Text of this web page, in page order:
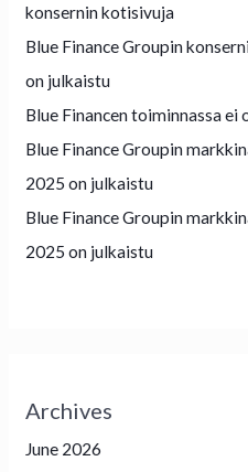
konsernin kotisivuja
Blue Finance Groupin
on julkaistu
Blue Financen toiminnassa
Blue Finance Groupin
2025 on julkaistu
Blue Finance Groupin
2025 on julkaistu
Archives
June 2026